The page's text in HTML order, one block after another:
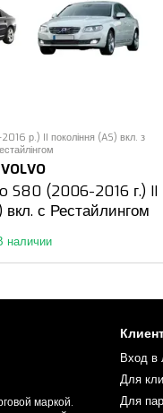
р.) II покоління (AS) вкл. з
VOLVO
S80 (2006-2016 г.) II
вкл. с Рестайлингом
наличии
маркой.
Вход в
Для
Для